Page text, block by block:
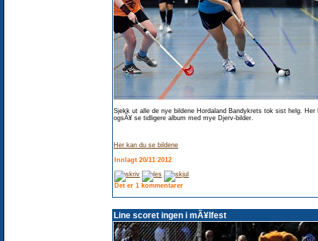
Sjekk ut alle de nye bildene Hordaland Bandykrets tok sist helg. Her
ogsÃ¥ se tidligere album med mye Djerv-bilder.
Her kan du se bildene
Innlagt 20/11 2012
Det er 1 kommentarer
Line scoret ingen i mÃ¥lfest